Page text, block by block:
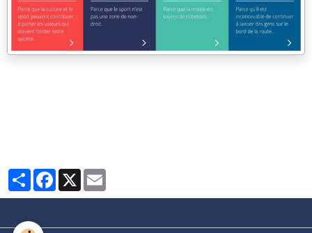
PartagerFacebook
X